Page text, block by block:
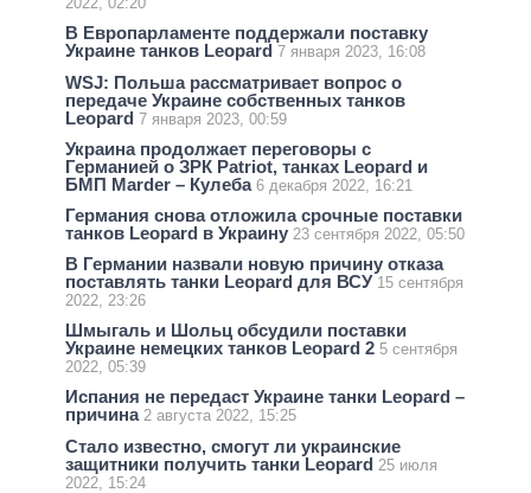
В Европарламенте поддержали поставку
Украине танков Leopard 7 января 2023, 16:08
WSJ: Польша рассматривает вопрос о
передаче Украине собственных танков
Leopard 7 января 2023, 00:59
Украина продолжает переговоры с
Германией о ЗРК Patriot, танках Leopard и
БМП Marder – Кулеба 6 декабря 2022, 16:21
Германия снова отложила срочные поставки
танков Leopard в Украину 23 сентября 2022, 05:50
В Германии назвали новую причину отказа
поставлять танки Leopard для ВСУ 15 сентября
2022, 23:26
Шмыгаль и Шольц обсудили поставки
Украине немецких танков Leopard 2 5 сентября
2022, 05:39
Испания не передаст Украине танки Leopard –
причина 2 августа 2022, 15:25
Стало известно, смогут ли украинские
защитники получить танки Leopard 25 июля
2022, 15:24